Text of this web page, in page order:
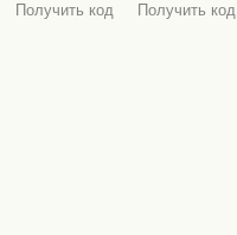
Получить код Получить код